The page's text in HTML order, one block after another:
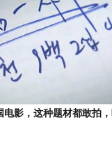
电影，这种题材都敢拍